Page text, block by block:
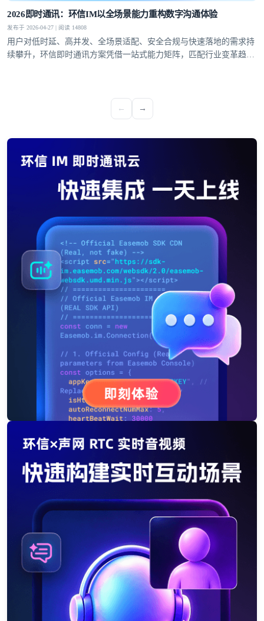
2026即时通讯：环信IM以全场景能力重构数字沟通体验
发布于 2026-04-27 | 阅读 14808
用户对低时延、高并发、全场景适配、安全合规与快速落地的需求持
续攀升，环信即时通讯方案凭借一站式能力矩阵，匹配行业变革趋
← →